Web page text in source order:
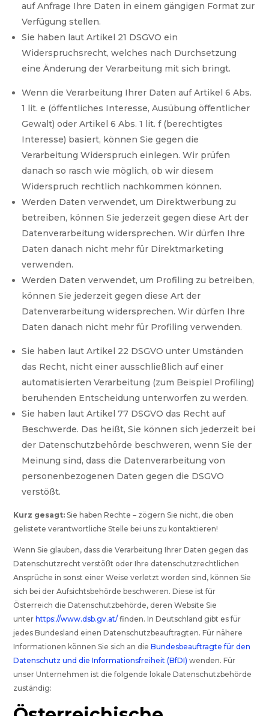
auf Anfrage Ihre Daten in einem gängigen Format zur
Verfügung stellen.
Sie haben laut Artikel 21 DSGVO ein
Widerspruchsrecht, welches nach Durchsetzung
eine Änderung der Verarbeitung mit sich bringt.
Wenn die Verarbeitung Ihrer Daten auf Artikel 6 Abs.
1 lit. e (öffentliches Interesse, Ausübung öffentlicher
Gewalt) oder Artikel 6 Abs. 1 lit. f (berechtigtes
Interesse) basiert, können Sie gegen die
Verarbeitung Widerspruch einlegen. Wir prüfen
danach so rasch wie möglich, ob wir diesem
Widerspruch rechtlich nachkommen können.
Werden Daten verwendet, um Direktwerbung zu
betreiben, können Sie jederzeit gegen diese Art der
Datenverarbeitung widersprechen. Wir dürfen Ihre
Daten danach nicht mehr für Direktmarketing
verwenden.
Werden Daten verwendet, um Profiling zu betreiben,
können Sie jederzeit gegen diese Art der
Datenverarbeitung widersprechen. Wir dürfen Ihre
Daten danach nicht mehr für Profiling verwenden.
Sie haben laut Artikel 22 DSGVO unter Umständen
das Recht, nicht einer ausschließlich auf einer
automatisierten Verarbeitung (zum Beispiel Profiling)
beruhenden Entscheidung unterworfen zu werden.
Sie haben laut Artikel 77 DSGVO das Recht auf
Beschwerde. Das heißt, Sie können sich jederzeit bei
der Datenschutzbehörde beschweren, wenn Sie der
Meinung sind, dass die Datenverarbeitung von
personenbezogenen Daten gegen die DSGVO
verstößt.
Kurz gesagt: Sie haben Rechte – zögern Sie nicht, die oben
gelistete verantwortliche Stelle bei uns zu kontaktieren!
Wenn Sie glauben, dass die Verarbeitung Ihrer Daten gegen das
Datenschutzrecht verstößt oder Ihre datenschutzrechtlichen
Ansprüche in sonst einer Weise verletzt worden sind, können Sie
sich bei der Aufsichtsbehörde beschweren. Diese ist für
Österreich die Datenschutzbehörde, deren Website Sie
unter https://www.dsb.gv.at/ finden. In Deutschland gibt es für
jedes Bundesland einen Datenschutzbeauftragten. Für nähere
Informationen können Sie sich an die Bundesbeauftragte für den
Datenschutz und die Informationsfreiheit (BfDI) wenden. Für
unser Unternehmen ist die folgende lokale Datenschutzbehörde
zuständig: